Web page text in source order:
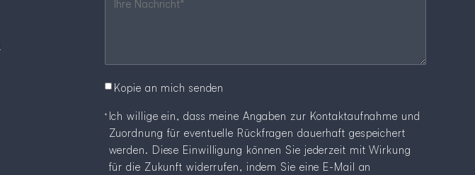
Kopie an mich senden
Ich willige ein, dass meine Angaben zur Kontaktaufnahme und
Zuordnung für eventuelle Rückfragen dauerhaft gespeichert
werden. Diese Einwilligung können Sie jederzeit mit Wirkung
für die Zukunft widerrufen, indem Sie eine E-Mail an